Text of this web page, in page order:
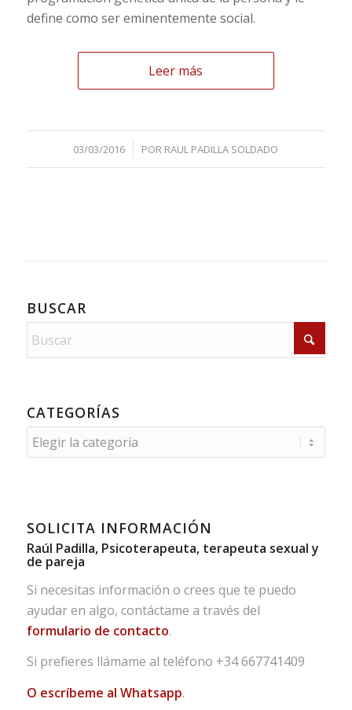
define como ser eminentemente social.
Leer más
03/03/2016
/ POR RAUL PADILLA SOLDADO
BUSCAR
CATEGORÍAS
Categorías
SOLICITA INFORMACIÓN
Raúl Padilla, Psicoterapeuta, terapeuta sexual y
de pareja
Si necesitas información o crees que te puedo
ayudar en algo, contáctame a través del
formulario de contacto.
Si prefieres llámame al teléfono +34 667741409
O escríbeme al Whatsapp.